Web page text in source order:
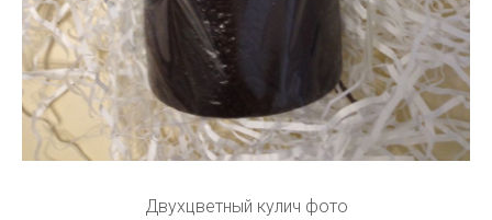
Двухцветный кулич фото